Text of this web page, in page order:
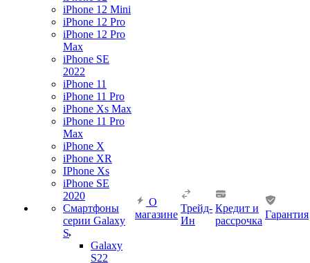
iPhone 12 Mini
iPhone 12 Pro
iPhone 12 Pro
Max
iPhone SE
2022
iPhone 11
iPhone 11 Pro
iPhone Xs Max
iPhone 11 Pro
Max
iPhone X
iPhone XR
IPhone Xs
iPhone SE
2020
Смартфоны
серии Galaxy
S
Galaxy
S22
О
магазине
Трейд-
Ин
Кредит и
рассрочка
Гарантия